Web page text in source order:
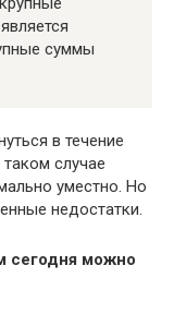
суммы
в течение
случае
уместно. Но
недостатки.
сегодня можно